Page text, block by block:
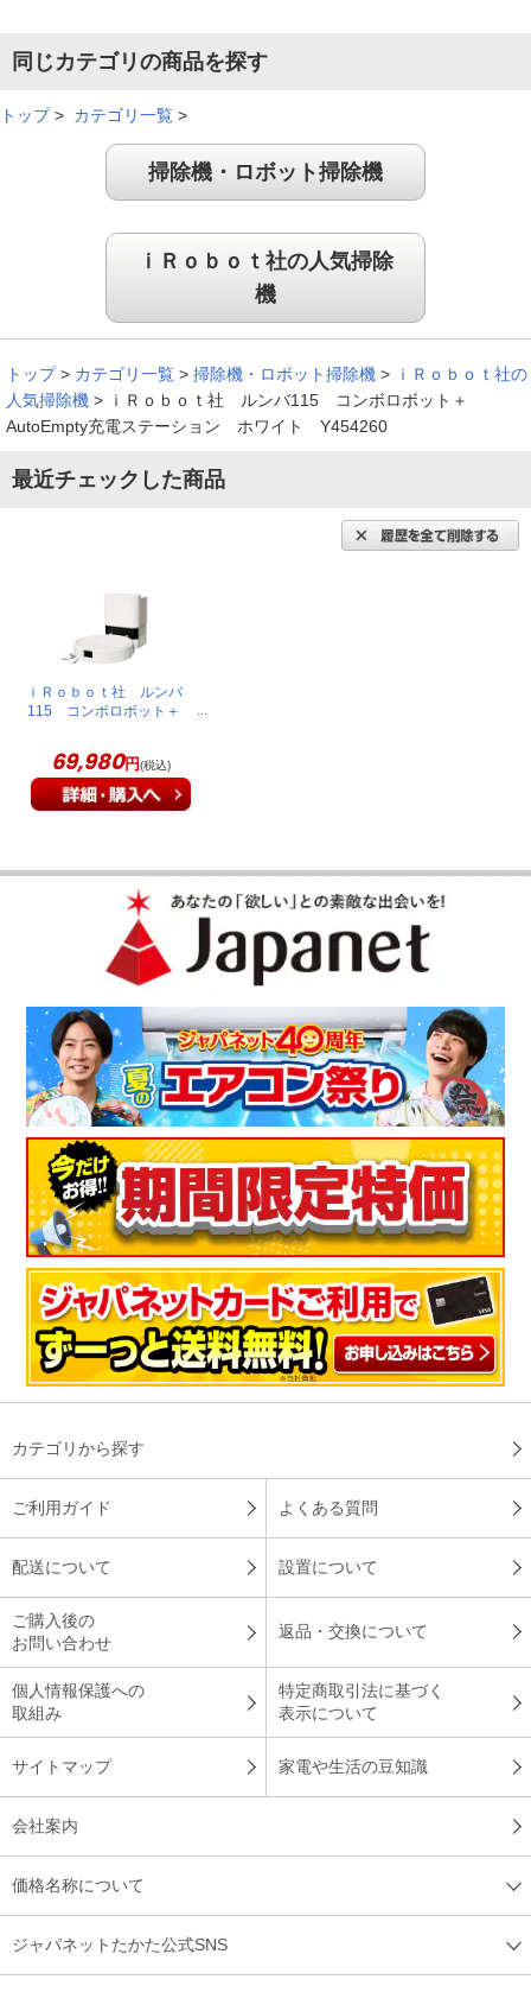
同じカテゴリの商品を探す
トップ> カテゴリ一覧 >
掃除機・ロボット掃除機
ｉＲｏｂｏｔ社の人気掃除
機
トップ > カテゴリ一覧 > 掃除機・ロボット掃除機 >
ｉＲｏｂｏｔ社の
人気掃除機 >
ｉＲｏｂｏｔ社 ルンバ115 コンボロボット＋
AutoEmpty充電ステーション ホワイト Y454260
最近チェックした商品
ｉＲｏｂｏｔ社 ルンバ
115 コンボロボット＋
ン ホワイト Y454260
69,980円(税込)
カテゴリから探す
ご利用ガイド よくある質問
配送について 設置について
ご購入後の
お問い合わせ
返品・交換について
個人情報保護への
取組み
特定商取引法に基づく
表示について
サイトマップ 家電や生活の豆知識
会社案内
価格名称について
ジャパネットたかた公式SNS